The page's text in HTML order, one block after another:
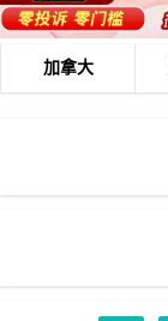
加拿大